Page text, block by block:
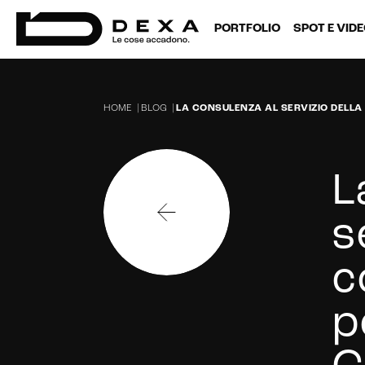
PORTFOLIO SPOT E
HOME BLOG LA CONSULENZA AL SERVIZIO